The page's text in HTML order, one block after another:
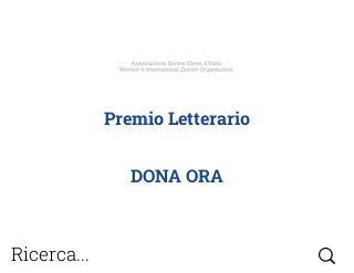
Premio Letterario
DONA ORA